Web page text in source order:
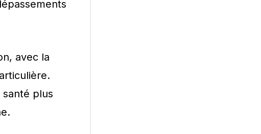
avec la
plus